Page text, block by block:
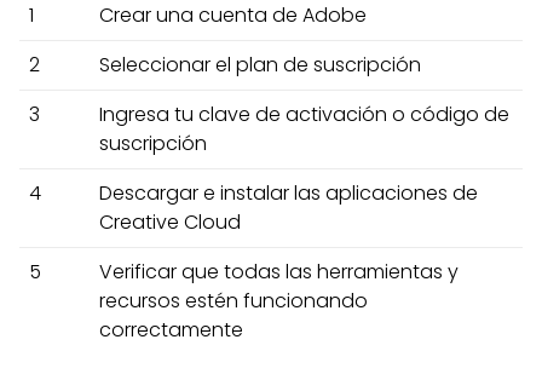
1
Crear una cuenta de Adobe
2
Seleccionar el plan de suscripción
3
Ingresa tu clave de activación o código de
suscripción
4
Descargar e instalar las aplicaciones de
Creative Cloud
5
Verificar que todas las herramientas y
recursos estén funcionando
correctamente